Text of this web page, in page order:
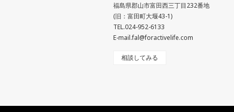
福島県郡山市富田西三丁目232番地
(旧：富田町大堰43-1)
TEL.024-952-6133
E-mail.fal@foractivelife.com
相談してみる